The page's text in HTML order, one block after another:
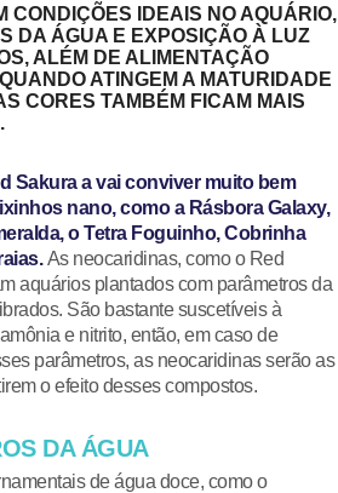
CONDIÇÕES IDEAIS NO AQUÁRIO,
DA ÁGUA E EXPOSIÇÃO À LUZ
ALÉM DE ALIMENTAÇÃO
ATINGEM A MATURIDADE
CORES TAMBÉM FICAM MAIS
Sakura a vai conviver muito bem
nano, como a Rásbora Galaxy,
, oTetra Foguinho,Cobrinha
As neocaridinas, como o Red
aquários plantados com parâmetros da
São bastante suscetíveis à
e nitrito, então, em caso de
parâmetros, as neocaridinas serão as
o efeito desses compostos.
DA ÁGUA
de água doce, como o